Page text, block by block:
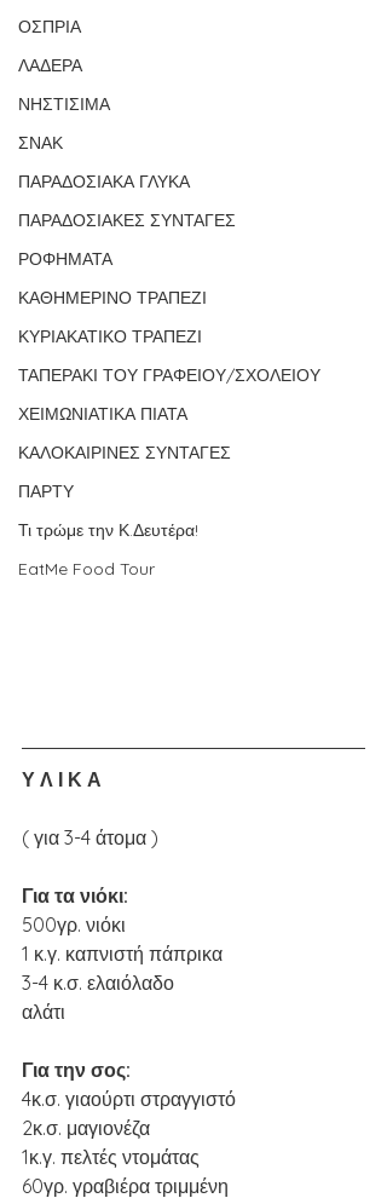
ΟΣΠΡΙΑ
ΛΑΔΕΡΑ
ΝΗΣΤΙΣΙΜΑ
ΣΝΑΚ
ΠΑΡΑΔΟΣΙΑΚΑ ΓΛΥΚΑ
ΠΑΡΑΔΟΣΙΑΚΕΣ ΣΥΝΤΑΓΕΣ
ΡΟΦΗΜΑΤΑ
ΚΑΘΗΜΕΡΙΝΟ ΤΡΑΠΕΖΙ
ΚΥΡΙΑΚΑΤΙΚΟ ΤΡΑΠΕΖΙ
ΤΑΠΕΡΑΚΙ ΤΟΥ ΓΡΑΦΕΙΟΥ/ΣΧΟΛΕΙΟΥ
ΧΕΙΜΩΝΙΑΤΙΚΑ ΠΙΑΤΑ
ΚΑΛΟΚΑΙΡΙΝΕΣ ΣΥΝΤΑΓΕΣ
ΠΑΡΤΥ
Τι τρώμε την Κ.Δευτέρα!
EatMe Food Tour
Υ Λ Ι Κ Α
( για 3-4 άτομα )
Για τα νιόκι:
500γρ. νιόκι
1 κ.γ. καπνιστή πάπρικα
3-4 κ.σ. ελαιόλαδο
αλάτι
Για την σος:
4κ.σ. γιαούρτι στραγγιστό
2κ.σ. μαγιονέζα
1κ.γ. πελτές ντομάτας
60γρ. γραβιέρα τριμμένη